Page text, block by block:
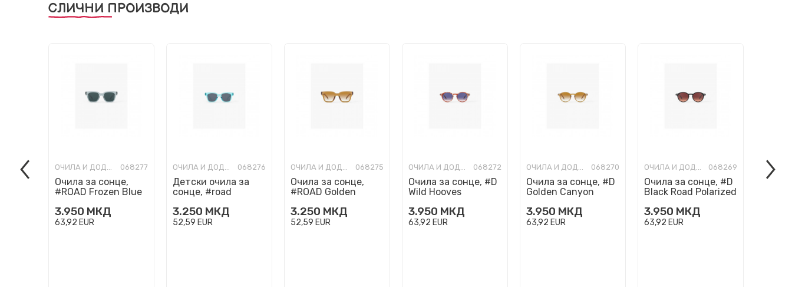
СЛИЧНИ ПРОИЗВОДИ
ОЧИЛА И ДОДАТОЦИ 068277
Очила за сонце,
#ROAD Frozen Blue
3.950 МКД
63,92 EUR
ОЧИЛА И ДОДАТОЦИ 068276
Детски очила за
сонце, #road
3.250 МКД
52,59 EUR
ОЧИЛА И ДОДАТОЦИ 068275
Очила за сонце,
#ROAD Golden
3.250 МКД
52,59 EUR
ОЧИЛА И ДОДАТОЦИ 068272
Очила за сонце, #D
Wild Hooves
3.950 МКД
63,92 EUR
ОЧИЛА И ДОДАТОЦИ 068270
Очила за сонце, #D
Golden Canyon
3.950 МКД
63,92 EUR
ОЧИЛА И ДОДАТОЦИ 068269
Очила за сонце, #D
Black Road Polarized
3.950 МКД
63,92 EUR